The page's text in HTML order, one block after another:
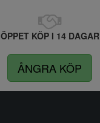
ÖPPET KÖP I 14 DAGAR
ÅNGRA KÖP